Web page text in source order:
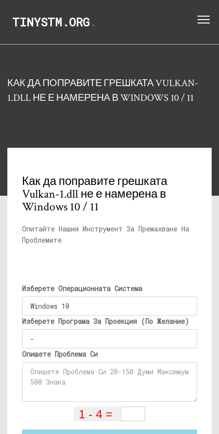
TINYSTM.ORG.
КАК ДА ПОПРАВИТЕ ГРЕШКАТА VULKAN-
1.DLL НЕ Е НАМЕРЕНА В WINDOWS 10 / 11
Как да поправите грешката
Vulkan-1.dll не е намерена в
Windows 10 / 11
Опитайте Нашия Инструмент За Премахване На
Проблемите
Изберете Операционната Система
Изберете Програма За Проекция (По Желание)
Опишете Проблема Си